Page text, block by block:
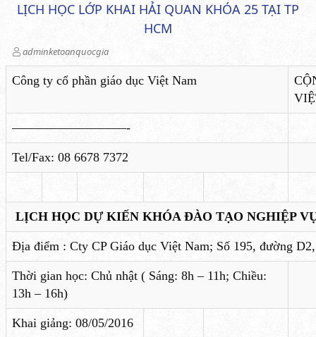
LỊCH HỌC LỚP KHAI HẢI QUAN KHÓA 25 TẠI TP
HCM
adminketoanquocgia
Công ty cổ phần giáo dục Việt Nam
—————————-
Tel/Fax: 08 6678 7372
LỊCH HỌC DỰ KIẾN KHÓA ĐÀO TẠO NGHIỆP
Địa điểm : Cty CP Giáo dục Việt Nam; Số 195, đường
Thời gian học: Chủ nhật ( Sáng: 8h – 11h; Chiều:
13h – 16h)
Khai giảng: 08/05/2016